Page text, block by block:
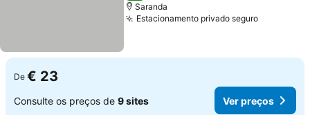
Saranda
Estacionamento privado seguroVer
De € 23
Consulte os preços de 9 sites Ver preços